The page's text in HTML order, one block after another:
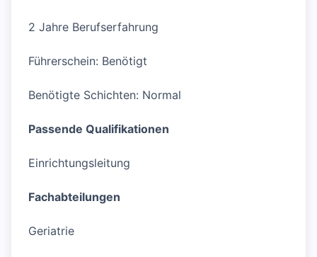
2 Jahre Berufserfahrung
Führerschein: Benötigt
Benötigte Schichten: Normal
Passende Qualifikationen
Einrichtungsleitung
Fachabteilungen
Geriatrie